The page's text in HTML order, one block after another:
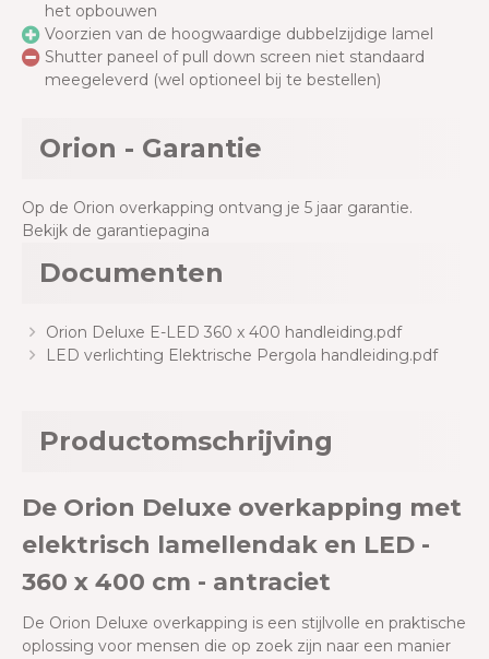
het opbouwen
Voorzien van de hoogwaardige dubbelzijdige lamel
Shutter paneel of pull down screen niet standaard
meegeleverd (wel optioneel bij te bestellen)
Orion - Garantie
Op de Orion overkapping ontvang je 5 jaar garantie.
Bekijk de garantiepagina
Documenten
Orion Deluxe E-LED 360 x 400 handleiding.pdf
LED verlichting Elektrische Pergola handleiding.pdf
Productomschrijving
De Orion Deluxe overkapping met
elektrisch lamellendak en LED -
360 x 400 cm - antraciet
De Orion Deluxe overkapping is een stijlvolle en praktische
oplossing voor mensen die op zoek zijn naar een manier